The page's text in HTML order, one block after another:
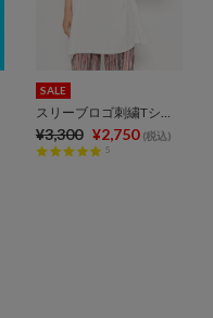
SALE
スリーブロゴ刺繍Tシャツ
¥3,300 ¥2,750 (税込)
5